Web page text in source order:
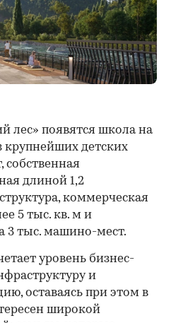
лес» появятся школа на
крупнейших детских
собственная
длиной 1,2
коммерческая
5 тыс. кв. м и
3 тыс. машино-мест.
уровень бизнес-
и
оставаясь при этом в
широкой